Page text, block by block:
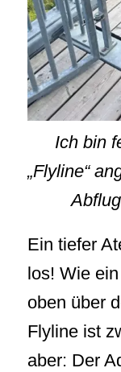
Ich bin
„Flyline“
Ein tiefer
los! Wie
oben über
Flyline ist
aber: Der